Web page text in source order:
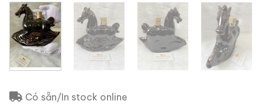
Có sẵn/In stock online